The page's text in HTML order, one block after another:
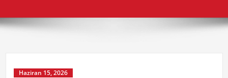
Haziran 15, 2026